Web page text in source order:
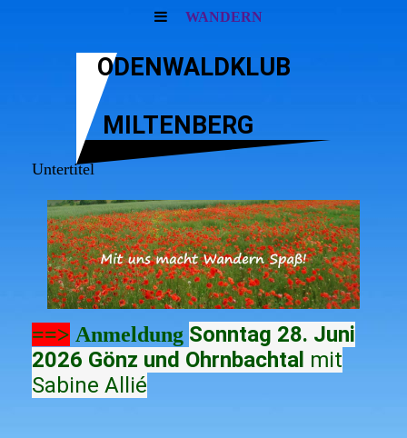
WANDERN
ODENWALDKLUB
MILTENBERG
Untertitel
==> Anmeldung Sonntag 28. Juni
2026 Gönz und Ohrnbachtal mit
Sabine Allié